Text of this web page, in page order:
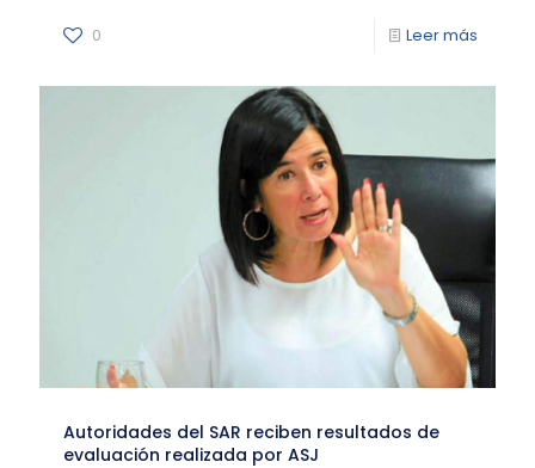
0 Leer más
Autoridades del SAR reciben resultados de
evaluación realizada por ASJ